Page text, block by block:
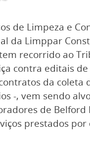
de Limpeza e
da Limppar
recorrido ao
contra editais
da coleta
-, vem sendo
de Belford
prestados por